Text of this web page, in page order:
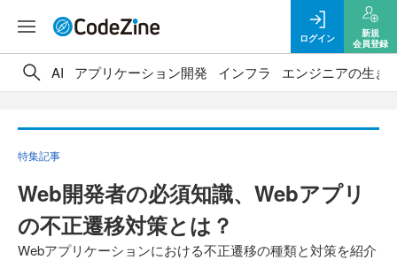
ログイン
新規
会員登録
AI アプリケーション開発 インフラ エンジニアの生き
特集記事
Web開発者の必須知識、Webアプリ
の不正遷移対策とは？
Webアプリケーションにおける不正遷移の種類と対策を紹介